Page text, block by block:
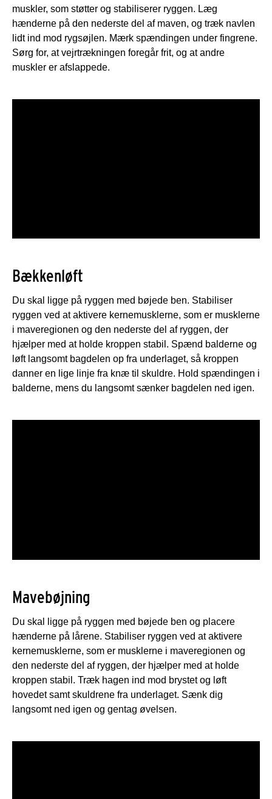
muskler, som støtter og stabiliserer ryggen. Læg
hænderne på den nederste del af maven, og træk navlen
lidt ind mod rygsøjlen. Mærk spændingen under fingrene.
Sørg for, at vejrtrækningen foregår frit, og at andre
muskler er afslappede.
Bækkenløft
Du skal ligge på ryggen med bøjede ben. Stabiliser
ryggen ved at aktivere kernemusklerne, som er musklerne
i maveregionen og den nederste del af ryggen, der
hjælper med at holde kroppen stabil. Spænd balderne og
løft langsomt bagdelen op fra underlaget, så kroppen
danner en lige linje fra knæ til skuldre. Hold spændingen i
balderne, mens du langsomt sænker bagdelen ned igen.
Mavebøjning
Du skal ligge på ryggen med bøjede ben og placere
hænderne på lårene. Stabiliser ryggen ved at aktivere
kernemusklerne, som er musklerne i maveregionen og
den nederste del af ryggen, der hjælper med at holde
kroppen stabil. Træk hagen ind mod brystet og løft
hovedet samt skuldrene fra underlaget. Sænk dig
langsomt ned igen og gentag øvelsen.